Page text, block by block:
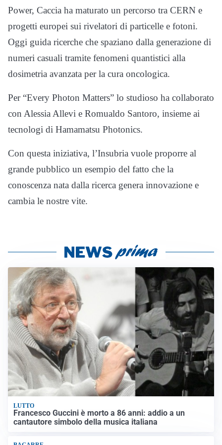
Power, Caccia ha maturato un percorso tra CERN e
progetti europei sui rivelatori di particelle e fotoni.
Oggi guida ricerche che spaziano dalla generazione di
numeri casuali tramite fenomeni quantistici alla
dosimetria avanzata per la cura oncologica.
Per “Every Photon Matters” lo studioso ha collaborato
con Alessia Allevi e Romualdo Santoro, insieme ai
tecnologi di Hamamatsu Photonics.
Con questa iniziativa, l’Insubria vuole proporre al
grande pubblico un esempio del fatto che la
conoscenza nata dalla ricerca genera innovazione e
cambia le nostre vite.
LUTTO
Francesco Guccini è morto a 86 anni: addio a un
cantautore simbolo della musica italiana